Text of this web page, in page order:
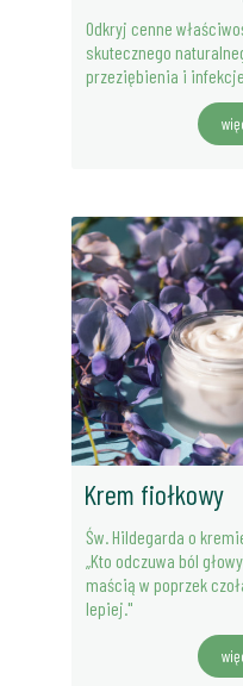
Odkryj cenne
skutecznego
przeziębienia i
Krem fiołkowy
Św. Hildegarda o
„Kto odczuwa ból
maścią w poprzek
lepiej."